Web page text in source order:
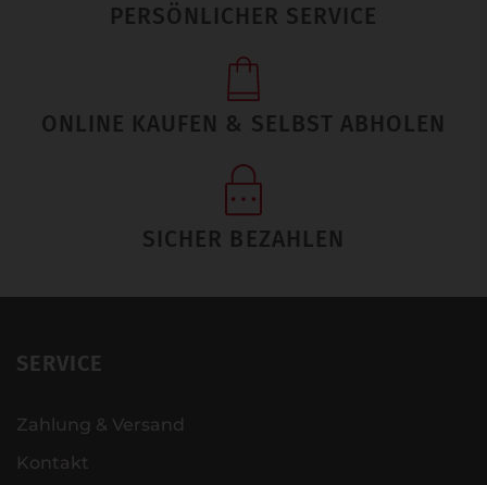
PERSÖNLICHER SERVICE
ONLINE KAUFEN & SELBST ABHOLEN
SICHER BEZAHLEN
SERVICE
Zahlung & Versand
Kontakt